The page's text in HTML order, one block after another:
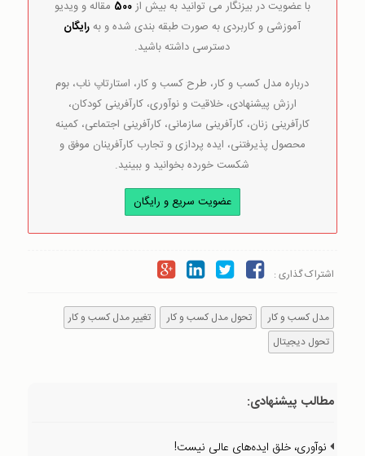
با عضویت در بیزنگار می توانید به بیش از500 مقاله و ویدیو
آموزشی و کاربردی به صورت طبقه بندی شده و بهرایگان
دسترسی داشته باشید.
درباره مدل کسب و کار، طرح کسب و کار، استارتاپ ناب، بوم
ارزش پیشنهادی، خلاقیت و نوآوری، کارآفرینی کودکان،
کارآفرینی زنان، کارآفرینی سازمانی، کارآفرینی اجتماعی، کمینه
محصول پذیرفتنی، ایده پردازی و تجارب کارآفرینان موفق و
شکست خورده بخوانید و ببینید.
عضویت سریع و رایگان
اشتراک گذاری :
مدل کسب و کار تحول مدل کسب و کار
تغییر مدل کسب و کار
تحول دیجیتال
مطالب پیشنهادی:
نوآوری، خلق ایده‌های عالی نیست!